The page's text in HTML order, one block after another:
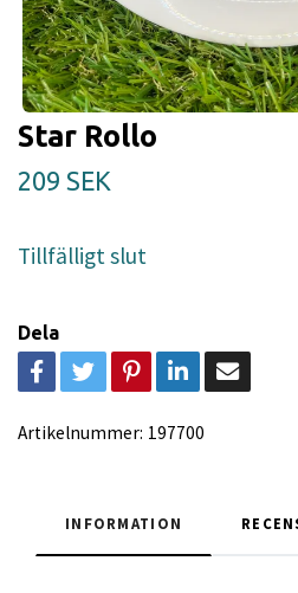
Star Rollo
209 SEK
Tillfälligt slut
Dela
Artikelnummer: 197700
INFORMATION